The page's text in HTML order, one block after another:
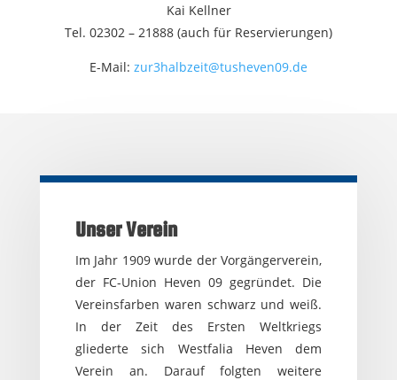
Kai Kellner
Tel. 02302 – 21888 (auch für Reservierungen)
E-Mail: zur3halbzeit@tusheven09.de
Unser Verein
Im Jahr 1909 wurde der Vorgängerverein,
der FC-Union Heven 09 gegründet. Die
Vereinsfarben waren schwarz und weiß.
In der Zeit des Ersten Weltkriegs
gliederte sich Westfalia Heven dem
Verein an. Darauf folgten weitere